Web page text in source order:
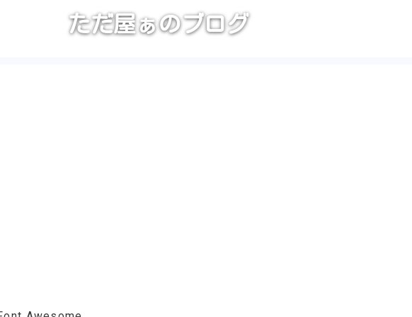
ただ屋ぁのブログ